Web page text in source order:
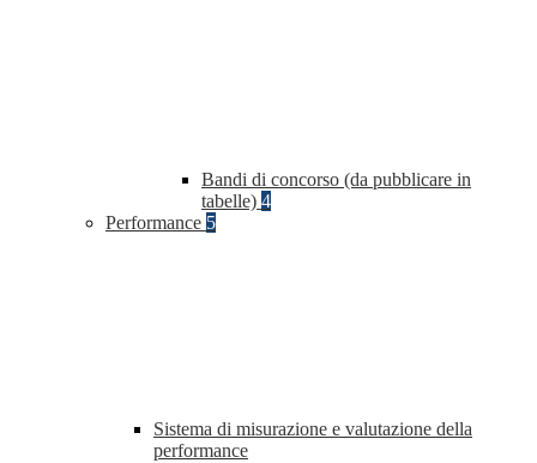
Bandi di concorso (da pubblicare in
tabelle) 4
Performance 5
Sistema di misurazione e valutazione della
performance